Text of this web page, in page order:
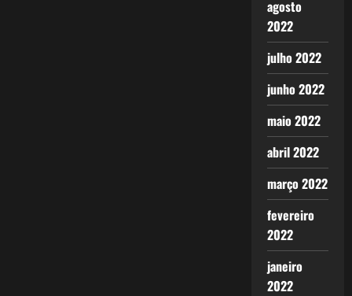
agosto
2022
julho 2022
junho 2022
maio 2022
abril 2022
março 2022
fevereiro
2022
janeiro
2022